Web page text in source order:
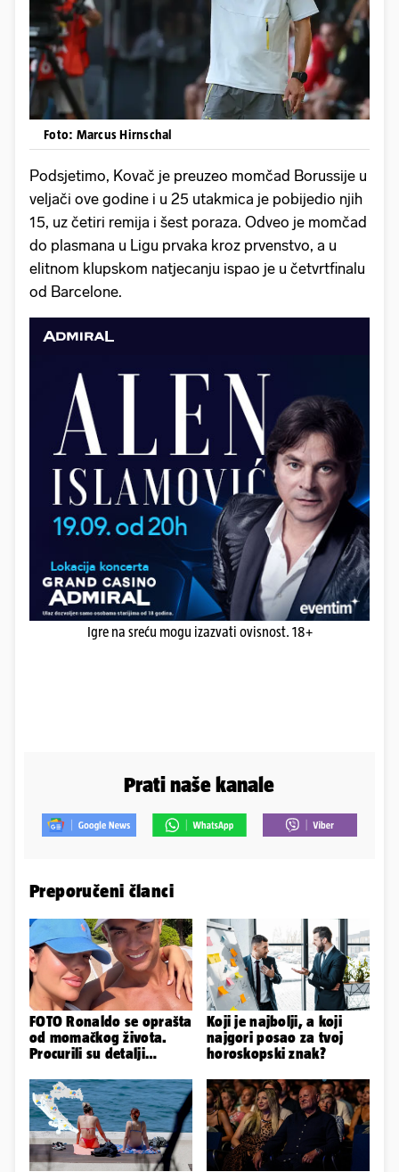
Foto: Marcus Hirnschal
Podsjetimo, Kovač je preuzeo momčad Borussije u
veljači ove godine i u 25 utakmica je pobijedio njih
15, uz četiri remija i šest poraza. Odveo je momčad
do plasmana u Ligu prvaka kroz prvenstvo, a u
elitnom klupskom natjecanju ispao je u četvrtfinalu
od Barcelone.
Igre na sreću mogu izazvati ovisnost. 18+
Prati naše kanale
Preporučeni članci
FOTO Ronaldo se oprašta
od momačkog života.
Procurili su detalji
Koji je najbolji, a koji
najgori posao za tvoj
horoskopski znak?